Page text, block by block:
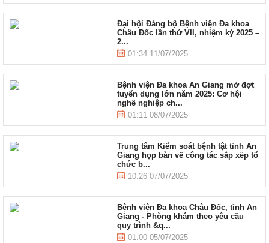
Đại hội Đảng bộ Bệnh viện Đa khoa
Châu Đốc lần thứ VII, nhiệm kỳ 2025 –
2...
01:34 11/07/2025
Bệnh viện Đa khoa An Giang mở đợt
tuyển dụng lớn năm 2025: Cơ hội
nghề nghiệp ch...
01:11 08/07/2025
Trung tâm Kiểm soát bệnh tật tỉnh An
Giang họp bàn về công tác sắp xếp tổ
chức b...
10:26 07/07/2025
Bệnh viện Đa khoa Châu Đốc, tỉnh An
Giang - Phòng khám theo yêu cầu
quy trình &q...
01:00 05/07/2025